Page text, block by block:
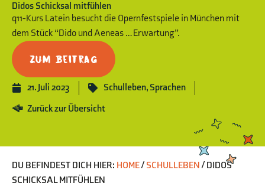
Didos Schicksal mitfühlen
q11-Kurs Latein besucht die Opernfestspiele in München mit
dem Stück “Dido und Aeneas … Erwartung”.
Zum Beitrag
21. Juli 2023 Schulleben, Sprachen
Zurück zur Übersicht
DU BEFINDEST DICH HIER: HOME/ SCHULLEBEN/ DIDOS
SCHICKSAL MITFÜHLEN